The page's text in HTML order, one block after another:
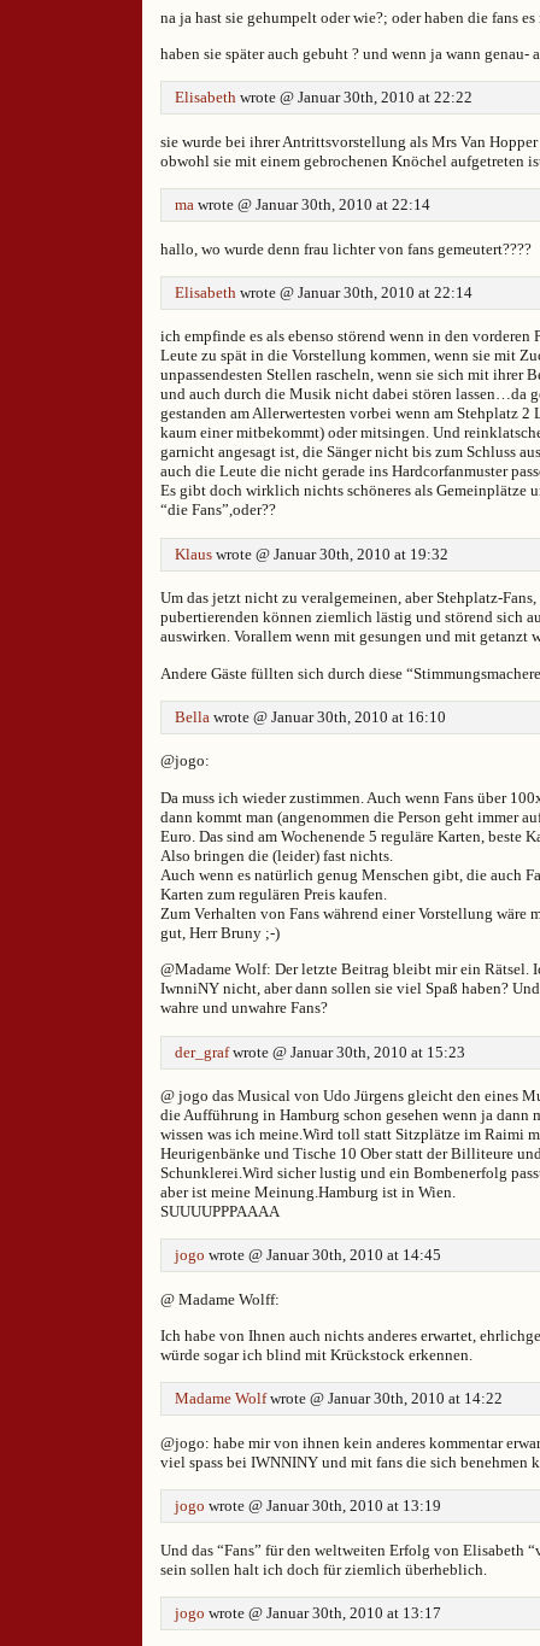
na ja hast sie gehumpelt oder wie?; oder haben die fans
haben sie später auch gebuht ? und wenn ja wann genau-
Elisabeth wrote @ Januar 30th, 2010 at 22:22
sie wurde bei ihrer Antrittsvorstellung als Mrs Van
obwohl sie mit einem gebrochenen Knöchel aufgetreten
ma wrote @ Januar 30th, 2010 at 22:14
hallo, wo wurde denn frau lichter von fans gemeutert????
Elisabeth wrote @ Januar 30th, 2010 at 22:14
ich empfinde es als ebenso störend wenn in den vorderen
Leute zu spät in die Vorstellung kommen, wenn sie mit
unpassendesten Stellen rascheln, wenn sie sich mit ihrer
und auch durch die Musik nicht dabei stören lassen…da
gestanden am Allerwertesten vorbei wenn am Stehplatz 2
kaum einer mitbekommt) oder mitsingen. Und
garnicht angesagt ist, die Sänger nicht bis zum Schluss
auch die Leute die nicht gerade ins Hardcorfanmuster
Es gibt doch wirklich nichts schöneres als Gemeinplätze
“die Fans”,oder??
Klaus wrote @ Januar 30th, 2010 at 19:32
Um das jetzt nicht zu veralgemeinen, aber Stehplatz-
pubertierenden können ziemlich lästig und störend sich
auswirken. Vorallem wenn mit gesungen und mit getanzt
Andere Gäste füllten sich durch diese
Bella wrote @ Januar 30th, 2010 at 16:10
@jogo:
Da muss ich wieder zustimmen. Auch wenn Fans über
dann kommt man (angenommen die Person geht immer
Euro. Das sind am Wochenende 5 reguläre Karten, beste
Also bringen die (leider) fast nichts.
Auch wenn es natürlich genug Menschen gibt, die auch
Karten zum regulären Preis kaufen.
Zum Verhalten von Fans während einer Vorstellung wäre
gut, Herr Bruny ;-)
@Madame Wolf: Der letzte Beitrag bleibt mir ein Rätsel.
IwnniNY nicht, aber dann sollen sie viel Spaß haben?
wahre und unwahre Fans?
der_grafwrote @ Januar 30th, 2010 at 15:23
@ jogo das Musical von Udo Jürgens gleicht den eines
die Aufführung in Hamburg schon gesehen wenn ja dann
wissen was ich meine.Wird toll statt Sitzplätze im Raimi
Heurigenbänke und Tische 10 Ober statt der Billiteure
Schunklerei.Wird sicher lustig und ein Bombenerfolg
aber ist meine Meinung.Hamburg ist in Wien.
SUUUUPPPAAAA
jogo wrote @ Januar 30th, 2010 at 14:45
@ Madame Wolff:
Ich habe von Ihnen auch nichts anderes erwartet,
würde sogar ich blind mit Krückstock erkennen.
Madame Wolfwrote @ Januar 30th, 2010 at 14:22
@jogo: habe mir von ihnen kein anderes kommentar
viel spass bei IWNNINY und mit fans die sich benehmen
jogo wrote @ Januar 30th, 2010 at 13:19
Und das “Fans” für den weltweiten Erfolg von Elisabeth
sein sollen halt ich doch für ziemlich überheblich.
jogo wrote @ Januar 30th, 2010 at 13:17